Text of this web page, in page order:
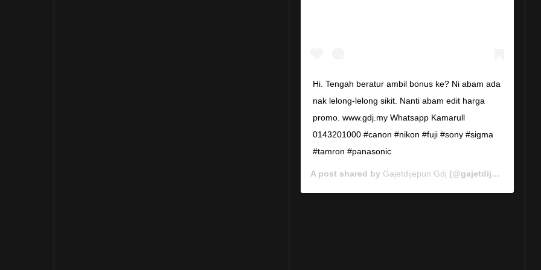
Hi. Tengah beratur ambil bonus ke? Ni abam ada
nak lelong-lelong sikit. Nanti abam edit harga
promo. www.gdj.my Whatsapp Kamarull
0143201000 #canon #nikon #fuji #sony #sigma
#tamron #panasonic
A post shared by Gajetdijepun Gdj (@gajetdijepun) on